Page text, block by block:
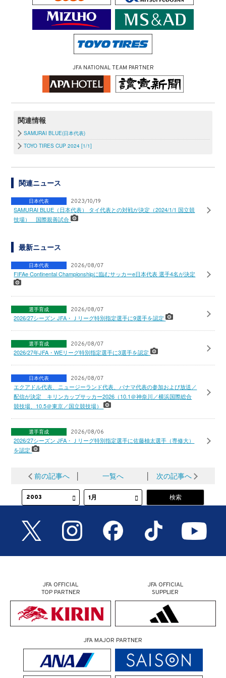
JFA NATIONAL TEAM PARTNER
関連情報
SAMURAI BLUE(日本代表)
TOYO TIRES CUP 2024 [1/1]
関連ニュース
日本代表 2023/10/19
SAMURAI BLUE（日本代表） タイ代表との対戦が決定（2024/1/1 国立競
技場） 国際親善試合
最新ニュース
日本代表 2026/08/07
FIFAe Continental Championshipに臨むサッカーe日本代表 選手4名が決定
選手育成 2026/08/07
2026/27シーズン JFA・Ｊリーグ特別指定選手に9選手を認定
選手育成 2026/08/07
2026/27年JFA・WEリーグ特別指定選手に3選手を認定
日本代表 2026/08/07
エクアドル代表、ニュージーランド代表、パナマ代表の参加および放送／
配信が決定 キリンカップサッカー2026（10.1＠神奈川／横浜国際総合
競技場、10.5＠東京／国立競技場）
選手育成 2026/08/06
2026/27シーズン JFA・Ｊリーグ特別指定選手に佐藤柚太選手（専修大）
を認定
前の記事へ 一覧へ 次の記事へ
JFA OFFICIAL
TOP PARTNER
JFA OFFICIAL
SUPPLIER
JFA MAJOR PARTNER